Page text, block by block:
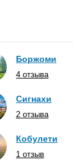
Боржоми
4 отзыва
Сигнахи
2 отзыва
Кобулети
1 отзыв